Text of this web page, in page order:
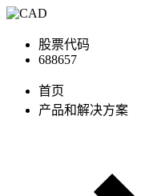
股票代码
688657
首页
产品和解决方案